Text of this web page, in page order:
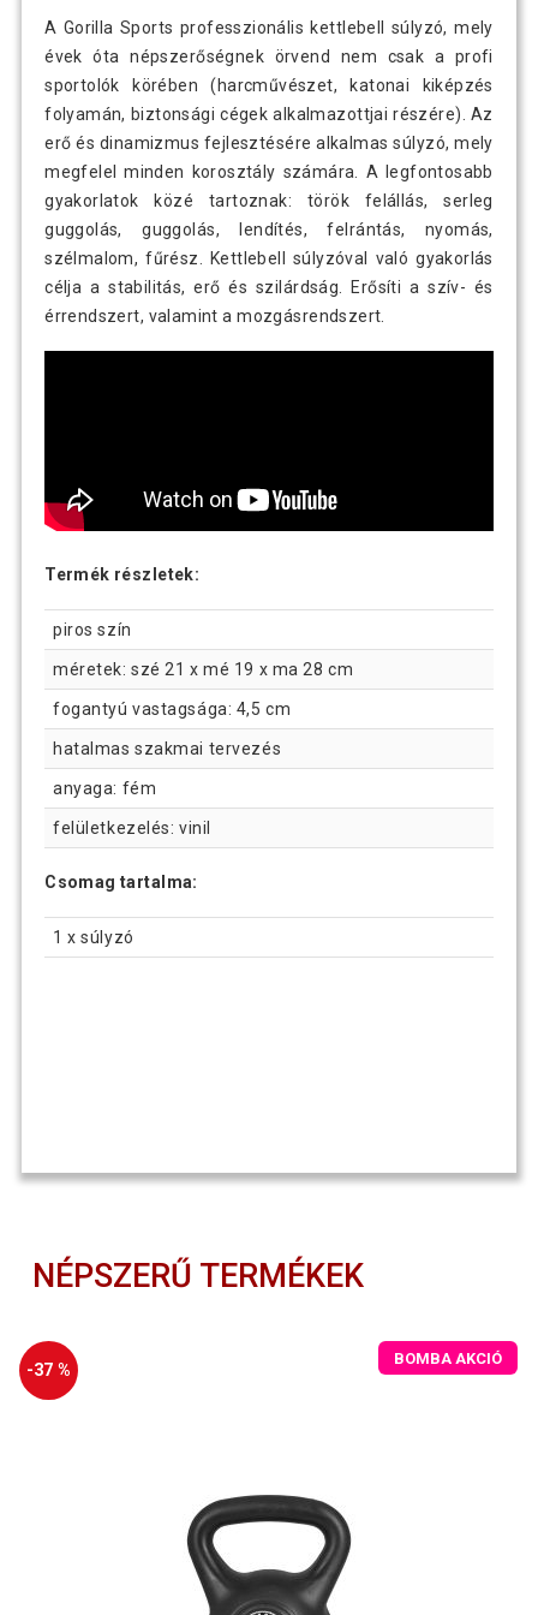
Gorilla Sports Kettlebell súlyzó
gumírozott felülettel 4 kg
8 890 Ft
Gorilla Sports Kettlebell súlyzó
gumírozott felülettel 6 kg
13 190 Ft
A Gorilla Sports professzionális kettlebell súlyzó, mely
évek óta népszerőségnek örvend nem csak a profi
sportolók körében (harcművészet, katonai kiképzés
folyamán, biztonsági cégek alkalmazottjai részére). Az
erő és dinamizmus fejlesztésére alkalmas súlyzó, mely
megfelel minden korosztály számára. A legfontosabb
gyakorlatok közé tartoznak: török felállás, serleg
guggolás, guggolás, lendítés, felrántás, nyomás,
szélmalom, fűrész. Kettlebell súlyzóval való gyakorlás
célja a stabilitás, erő és szilárdság. Erősíti a szív- és
érrendszert, valamint a mozgásrendszert.
Termék részletek:
piros szín
méretek: szé 21 x mé 19 x ma 28 cm
fogantyú vastagsága: 4,5 cm
hatalmas szakmai tervezés
anyaga: fém
felületkezelés: vinil
Csomag tartalma:
1 x súlyzó
NÉPSZERŰ TERMÉKEK
-37 %
BOMBA AKCIÓ